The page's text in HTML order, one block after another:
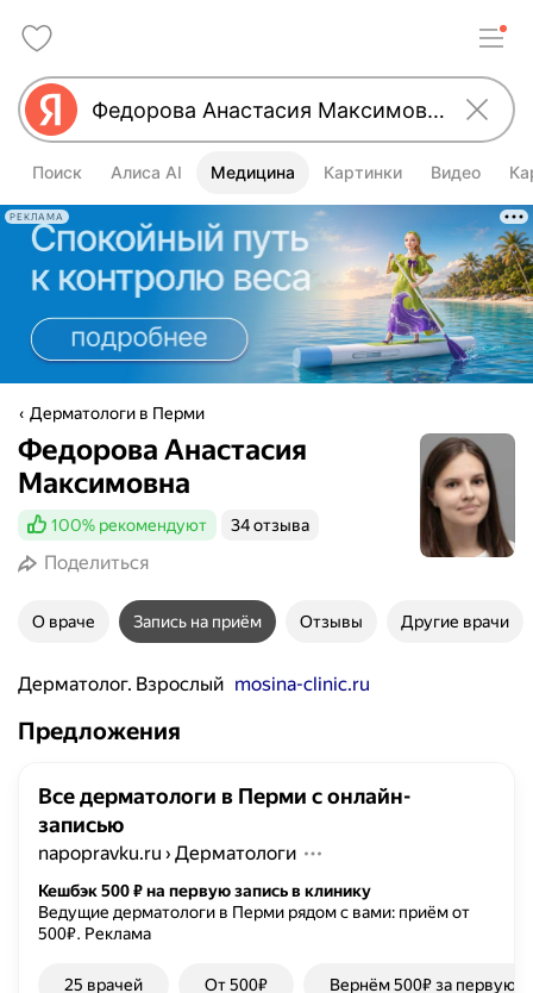
Поиск Алиса AI Медицина Картинки Видео
РЕКЛАМА
Дерматологи в Перми
Федорова Анастасия
Максимовна
100% рекомендуют 34 отзыва
Поделиться
О враче Запись на приём Отзывы Другие врачи
Дерматолог. Взрослый mosina-clinic.ru
Предложения
Все дерматологи в Перми с онлайн-
записью
napopravku.ru › Дерматологи
Кешбэк 500 ₽ на первую запись в клинику
Ведущие дерматологи в Перми рядом с вами: приём от
500₽. Реклама
25 врачей От 500₽ Вернём 500₽ за первую